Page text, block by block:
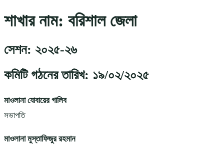
শাখার নাম: বরিশাল জেলা
সেশন: ২০২৫-২৬
কমিটি গঠনের তারিখ: ১৯/০২/২০২৫
মাওলানা যোবায়ের গালিব
সভাপতি
মাওলানা মুস্তাফিজুর রহমান